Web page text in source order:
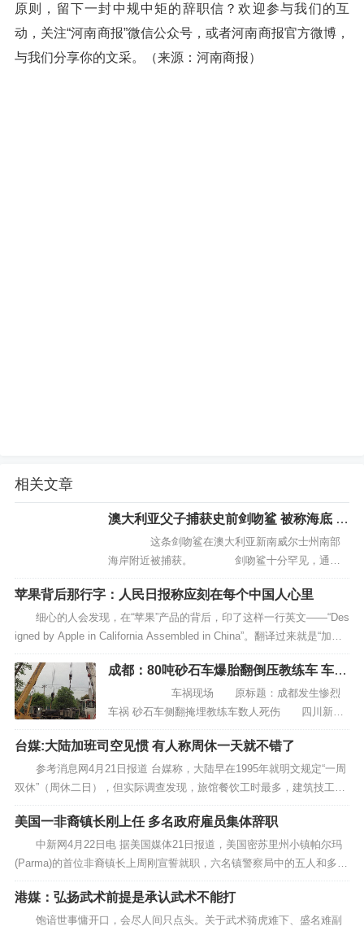
原则，留下一封中规中矩的辞职信？欢迎参与我们的互
动，关注“河南商报”微信公众号，或者河南商报官方微博，
与我们分享你的文采。（来源：河南商报）
相关文章
澳大利亚父子捕获史前剑吻鲨 被称海底 吸
这条剑吻鲨在澳大利亚新南威尔士州南部
海岸附近被捕获。 剑吻鲨十分罕见，通常
生活在1200米深的海底附近。 由于不喜欢
阳光，愿意待在黑暗的海洋底部，剑吻鲨又被称作
“吸血鬼鲨”。 据...
苹果背后那行字：人民日报称应刻在每个中国人心里
细心的人会发现，在“苹果”产品的背后，印了这样一行英文——“Des
igned by Apple in California Assembled in China”。翻译过来就是“加利
福尼亚苹果公司...
成都：80吨砂石车爆胎翻倒压教练车 车中
5人死3人(图)
车祸现场 原标题：成都发生惨烈
车祸 砂石车侧翻掩埋教练车数人死伤 四川新闻
网成都4月19日讯（记者 张肇婷）今日下午5时许，
龙潭寺龙潭水乡附近的华盛路发生一起惨烈车祸。
一辆满载砂石的货...
台媒:大陆加班司空见惯 有人称周休一天就不错了
参考消息网4月21日报道 台媒称，大陆早在1995年就明文规定“一周
双休”（周休二日），但实际调查发现，旅馆餐饮工时最多，建筑技工也
不遑多让，不少企业员工感叹，“加班是常态，双休绝无可能，能休一
天...
美国一非裔镇长刚上任 多名政府雇员集体辞职
中新网4月22日电 据美国媒体21日报道，美国密苏里州小镇帕尔玛
(Parma)的首位非裔镇长上周刚宣誓就职，六名镇警察局中的五人和多位
镇政府官员便提出辞呈。辞职者表示，他们是出于安全考虑而递交辞
呈...
港媒：弘扬武术前提是承认武术不能打
饱谙世事慵开口，会尽人间只点头。关于武术骑虎难下、盛名难副